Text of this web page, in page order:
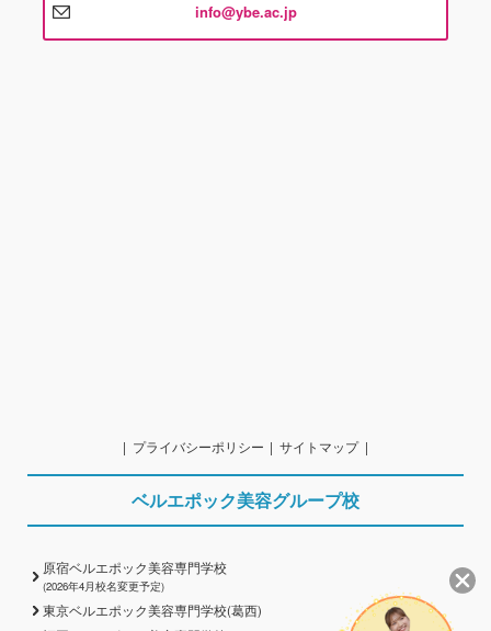
info@ybe.ac.jp
プライバシーポリシー サイトマップ
ベルエポック美容グループ校
原宿ベルエポック美容専門学校
(2026年4月校名変更予定)
東京ベルエポック美容専門学校(葛西)